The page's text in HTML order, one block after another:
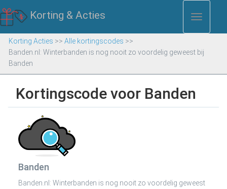
Toggle
Korting & Acties
Korting Acties >> Alle kortingscodes >>
Banden.nl: Winterbanden is nog nooit zo voordelig geweest bij
Banden
Kortingscode voor Banden
Banden
Banden.nl: Winterbanden is nog nooit zo voordelig geweest